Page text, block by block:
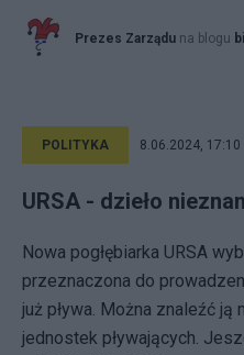
Prezes Zarządu na blogu
POLITYKA 8.06.2024, 17:10
URSA - dzieło
Nowa pogłębiarka URSA
przeznaczona do
już pływa. Można znaleźć ją
jednostek pływających.